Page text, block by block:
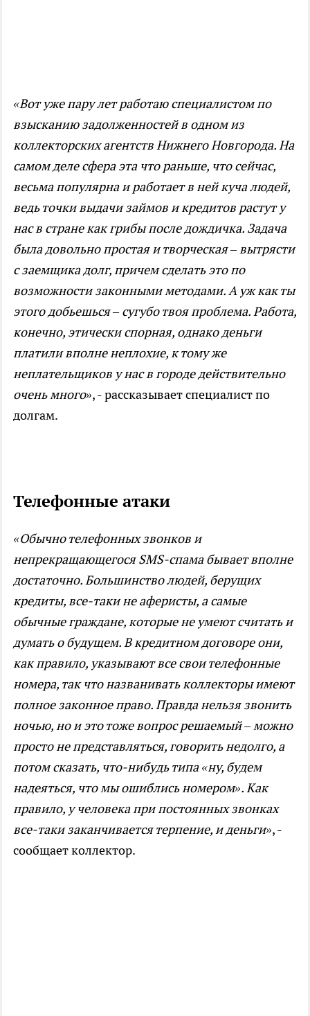
«Вот уже пару лет работаю специалистом по
взысканию задолженностей в одном из
коллекторских агентств Нижнего Новгорода. На
самом деле сфера эта что раньше, что сейчас,
весьма популярна и работает в ней куча людей,
ведь точки выдачи займов и кредитов растут у
нас в стране как грибы после дождичка. Задача
была довольно простая и творческая – вытрясти
с заемщика долг, причем сделать это по
возможности законными методами. А уж как ты
этого добьешься – сугубо твоя проблема. Работа,
конечно, этически спорная, однако деньги
платили вполне неплохие, к тому же
неплательщиков у нас в городе действительно
очень много», - рассказывает специалист по
долгам.
Телефонные атаки
«Обычно телефонных звонков и
непрекращающегося SMS-спама бывает вполне
достаточно. Большинство людей, берущих
кредиты, все-таки не аферисты, а самые
обычные граждане, которые не умеют считать и
думать о будущем. В кредитном договоре они,
как правило, указывают все свои телефонные
номера, так что названивать коллекторы имеют
полное законное право. Правда нельзя звонить
ночью, но и это тоже вопрос решаемый – можно
просто не представляться, говорить недолго, а
потом сказать, что-нибудь типа «ну, будем
надеяться, что мы ошиблись номером». Как
правило, у человека при постоянных звонках
все-таки заканчивается терпение, и деньги», -
сообщает коллектор.